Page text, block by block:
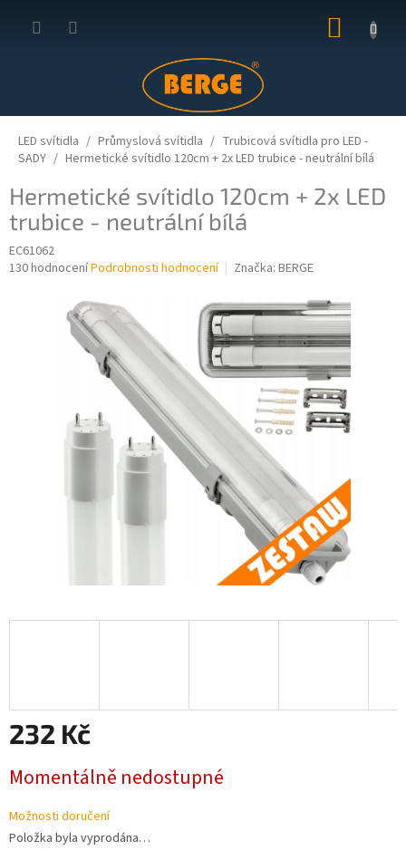
KOŠÍK
LED svítidla Průmyslová svítidla
Trubicová svítidla pro LED -
SADY
Hermetické svítidlo 120cm + 2x LED trubice - neutrální bílá
Hermetické svítidlo 120cm + 2x LED
trubice - neutrální bílá
EC61062
Průměrné
130 hodnoceníPodrobnosti hodnocení Značka: BERGE
232 Kč
cena:
Momentálně nedostupné
Možnosti doručení
Položka byla vyprodána…